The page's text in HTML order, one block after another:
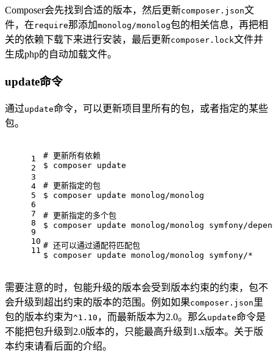
Composer会先找到合适的版本，然后更新composer.json文
件，在 require那添加monolog/monolog包的相关信息，再把相
关的依赖下载下来进行安装，最后更新composer.lock文件并
生成php的自动加载文件。
update命令
通过update命令，可以更新项目里所有的包，或者指定的某些
包。
1
2
3
4
5
6
7
8
9
10
11
# 更新所有依赖
$ composer update
# 更新指定的包
$ composer update monolog/monolog
# 更新指定的多个包
$ composer update monolog/monolog symfony/
# 还可以通过通配符匹配包
$ composer update monolog/monolog symfony/*
需要注意的时，包能升级的版本会受到版本约束的约束，包不
会升级到超出约束的版本的范围。例如如果composer.json 里
包的版本约束为^1.10 ，而最新版本为2.0。那么update命令是
不能把包升级到2.0版本的，只能最高升级到1.x版本。关于版
本约束请看后面的介绍。